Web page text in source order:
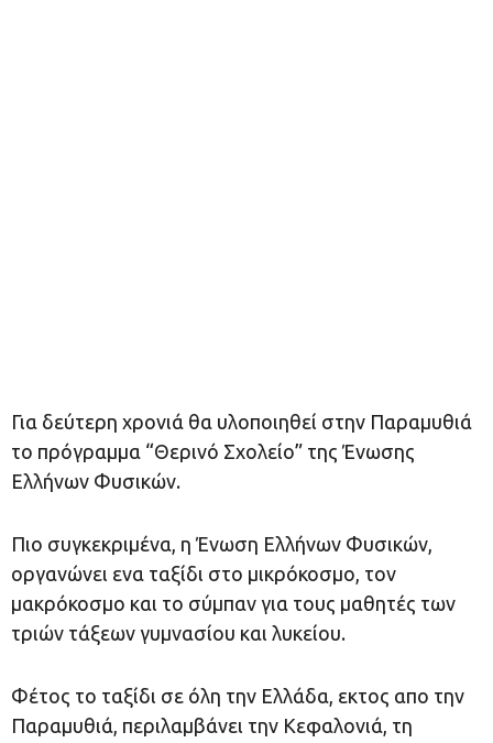
Για δεύτερη χρονιά θα υλοποιηθεί στην Παραμυθιά
το πρόγραμμα “Θερινό Σχολείο” της Ένωσης
Ελλήνων Φυσικών.
Πιο συγκεκριμένα, η Ένωση Ελλήνων Φυσικών,
οργανώνει ενα ταξίδι στο μικρόκοσμο, τον
μακρόκοσμο και το σύμπαν για τους μαθητές των
τριών τάξεων γυμνασίου και λυκείου.
Φέτος το ταξίδι σε όλη την Ελλάδα, εκτος απο την
Παραμυθιά, περιλαμβάνει την Κεφαλονιά, τη